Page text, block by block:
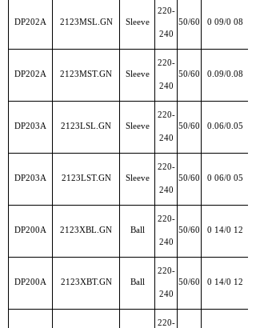
DP202A 2123MSL.GN Sleeve
220-
240
50/60 0 09/0 08
DP202A 2123MST.GN Sleeve
220-
240
50/60 0.09/0.08
DP203A 2123LSL.GN Sleeve
220-
240
50/60 0.06/0.05
DP203A 2123LST.GN Sleeve
220-
240
50/60 0 06/0 05
DP200A 2123XBL.GN Ball
220-
240
50/60 0 14/0 12
DP200A 2123XBT.GN Ball
220-
240
50/60 0 14/0 12
220-